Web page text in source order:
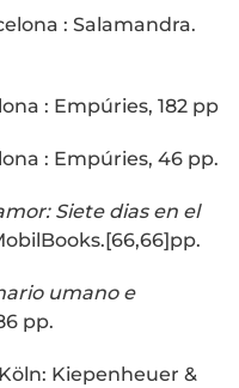
: Salamandra.
: Empúries, 182 pp
: Empúries, 46 pp.
Siete dias en el
umano e
pp.
Kiepenheuer &